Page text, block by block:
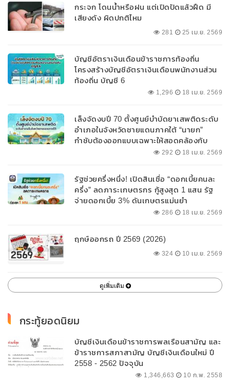
กระจก โดนน้ำหรือฝน แต่เปิดปัดแล้วฝืด มี
เสียงดัง ผิดปกติไหม
281 25 เม.ย. 2569
บัญชีอัตราเงินเดือนข้าราชการท้องถิ่น
โครงสร้างบัญชีอัตราเงินเดือนพนักงานส่วน
ท้องถิ่น บัญชี 6
1,296 18 เม.ย. 2569
เล็งจัดงบปี 70 ตั้งศูนย์บำบัดยาเสพติดระดับ
อำเภอในจังหวัดชายแดนภาคใต้ “นายก”
กำชับต้องออกแบบเฉพาะให้สอดคล้องกับ
292 18 เม.ย. 2569
รัฐช่วยครึ่งหนึ่ง! เปิดสินเชื่อ “ดอกเบี้ยคนละ
ครึ่ง” ลดภาระเกษตรกร กู้สูงสุด 1 แสน รัฐ
จ่ายดอกเบี้ย 3% ดันเกษตรแม่นยำ
286 18 เม.ย. 2569
ฤกษ์ออกรถ ปี 2569 (2026)
324 10 เม.ย. 2569
ดูเพิ่มเติม
กระทู้ยอดนิยม
บัญชีเงินเดือนข้าราชการพลเรือนสามัญ และ
ข้าราชการสภาสามัญ บัญชีเงินเดือนใหม่ ปี
2558 - 2562 ปัจจุบัน
1,346,663 10 ก.พ. 2558